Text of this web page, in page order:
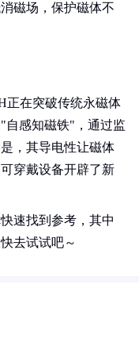
磁场，保护磁体不
正在突破传统永磁体
自感知磁铁"，通过监
，其导电性让磁体
穿戴设备开辟了新
速找到参考，其中
去试试吧～